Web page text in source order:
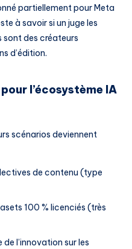
partiellement pour Meta
à savoir si un juge les
des créateurs
d’édition.
l’écosystème IA
scénarios deviennent
de contenu (type
100 % licenciés (très
l’innovation sur les